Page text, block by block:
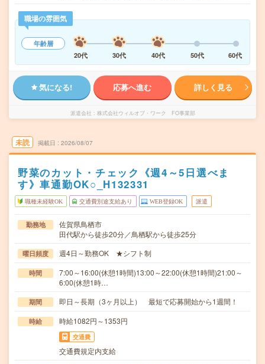
職場の雰囲気
年齢層
20代
30代 40代 50代 60代
気になる! 応募へ進む 詳しく見る
派遣会社 株式会社ウィルオブ・ワーク FO事業部
未読 掲載日 2026/08/07
野菜のカット・チェック《週4～5日選べま
す》車通勤OK○_H132331
職種未経験OK 交通費別途支給あり WEB登録OK 派遣
勤務地
佐賀県鳥栖市
田代駅から徒歩20分／鳥栖駅から徒歩25分
曜日頻度 週4日～勤務OK ★シフト制
時間
7:00～16:00(休憩1時間)13:00～22:00(休憩1時間)21:00～
6:00(休憩1時…
期間 即日～長期（3ヶ月以上） 最短で応募開始から1週間！
時給 時給1082円～1353円
交通費
交通費規定内支給